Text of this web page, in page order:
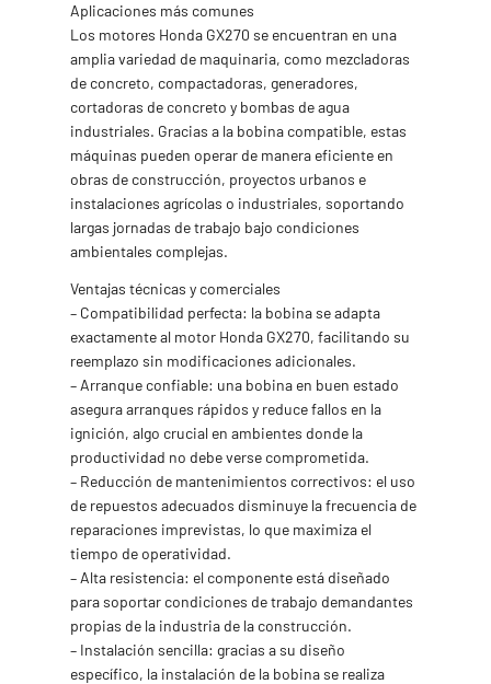
Aplicaciones más comunes
Los motores Honda GX270 se encuentran en una
amplia variedad de maquinaria, como mezcladoras
de concreto, compactadoras, generadores,
cortadoras de concreto y bombas de agua
industriales. Gracias a la bobina compatible, estas
máquinas pueden operar de manera eficiente en
obras de construcción, proyectos urbanos e
instalaciones agrícolas o industriales, soportando
largas jornadas de trabajo bajo condiciones
ambientales complejas.
Ventajas técnicas y comerciales
– Compatibilidad perfecta: la bobina se adapta
exactamente al motor Honda GX270, facilitando su
reemplazo sin modificaciones adicionales.
– Arranque confiable: una bobina en buen estado
asegura arranques rápidos y reduce fallos en la
ignición, algo crucial en ambientes donde la
productividad no debe verse comprometida.
– Reducción de mantenimientos correctivos: el uso
de repuestos adecuados disminuye la frecuencia de
reparaciones imprevistas, lo que maximiza el
tiempo de operatividad.
– Alta resistencia: el componente está diseñado
para soportar condiciones de trabajo demandantes
propias de la industria de la construcción.
– Instalación sencilla: gracias a su diseño
específico, la instalación de la bobina se realiza